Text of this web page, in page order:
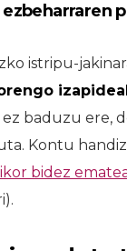
istripu-
baduzu ere,
Kontu
bidez